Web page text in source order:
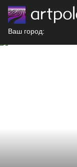
Ваш город: